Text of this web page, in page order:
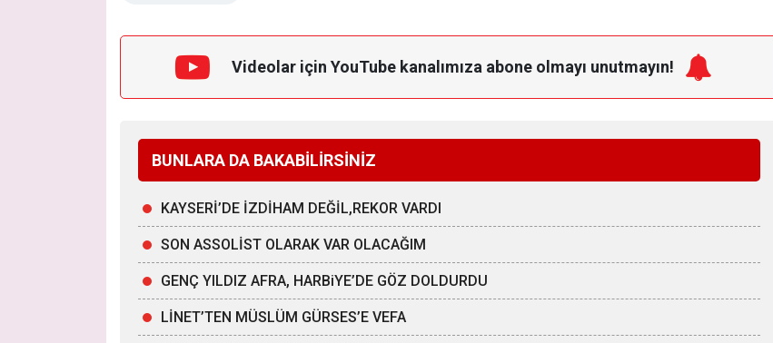
Videolar için YouTube kanalımıza abone olmayı unutmayın!
BUNLARA DA BAKABİLİRSİNİZ
KAYSERİ’DE İZDİHAM DEĞİL,REKOR VARDI
SON ASSOLİST OLARAK VAR OLACAĞIM
GENÇ YILDIZ AFRA, HARBiYE’DE GÖZ DOLDURDU
LİNET’TEN MÜSLÜM GÜRSES’E VEFA